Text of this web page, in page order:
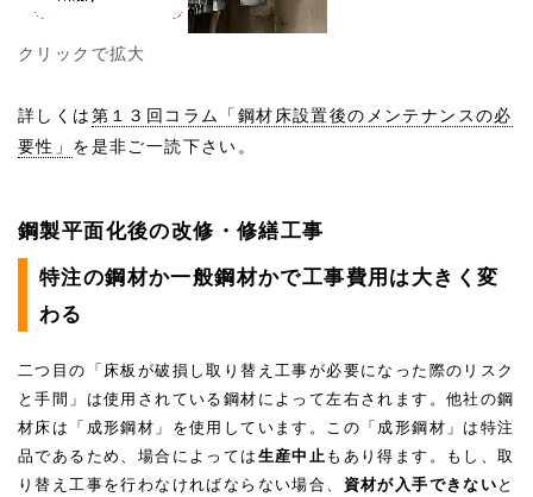
クリックで拡大
詳しくは第１３回コラム「鋼材床設置後のメンテナンスの必
要性」 を是非ご一読下さい。
鋼製平面化後の改修・修繕工事
特注の鋼材か一般鋼材かで工事費用は大きく変
わる
二つ目の「床板が破損し取り替え工事が必要になった際のリスク
と手間」は使用されている鋼材によって左右されます。他社の鋼
材床は「成形鋼材」を使用しています。この「成形鋼材」は特注
品であるため、場合によっては生産中止もあり得ます。もし、取
り替え工事を行わなければならない場合、 資材が入手できないと